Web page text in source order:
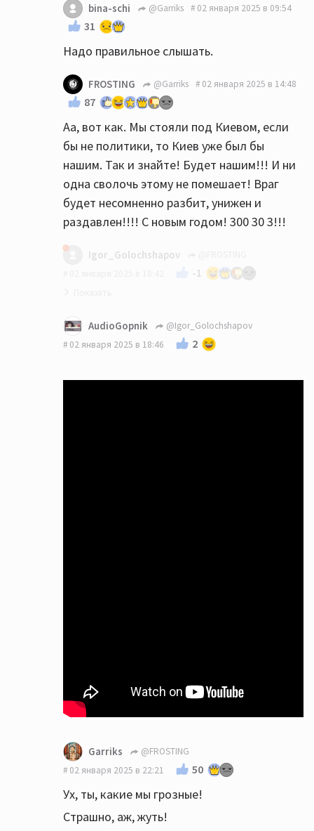
bina-schi @Garriks 02 января 2025 в 09:54
31
Надо правильное слышать.
FROSTING @Garriks 02 января 2025 в 14:48
87
Аа, вот как. Мы стояли под Киевом, если
бы не политики, то Киев уже был бы
нашим. Так и знайте! Будет нашим!!! И ни
одна сволочь этому не помешает! Враг
будет несомненно разбит, унижен и
раздавлен!!!! С новым годом! 300 30 3!!!
Igor_Golochshapov
-1
AudioGopnik
@Igor_Golochshapov
02 января 2025 в 18:46
2
Garriks
@FROSTING
02 января 2025 в 22:21
50
Ух, ты, какие мы грозные!
Страшно, аж, жуть!